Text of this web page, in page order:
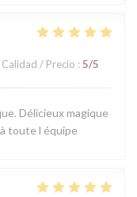
Calidad / Precio : 5/5
Délicieux magique
toute l équipe